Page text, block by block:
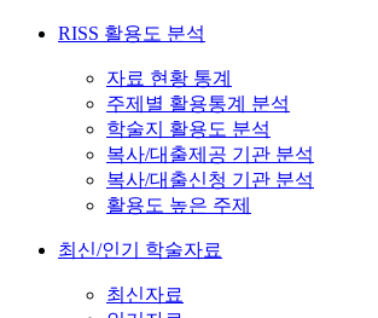
RISS 활용도 분석
자료 현황 통계
주제별 활용통계 분석
학술지 활용도 분석
복사/대출제공 기관 분석
복사/대출신청 기관 분석
활용도 높은 주제
최신/인기 학술자료
최신자료